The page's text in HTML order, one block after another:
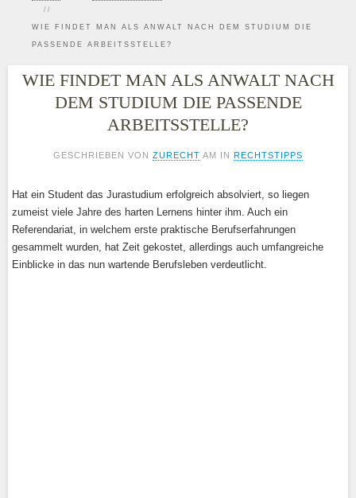
WIE FINDET MAN ALS ANWALT NACH DEM STUDIUM DIE
PASSENDE ARBEITSSTELLE?
WIE FINDET MAN ALS ANWALT NACH
DEM STUDIUM DIE PASSENDE
ARBEITSSTELLE?
GESCHRIEBEN VON ZURECHT AM IN RECHTSTIPPS
Hat ein Student das Jurastudium erfolgreich absolviert, so liegen
zumeist viele Jahre des harten Lernens hinter ihm. Auch ein
Referendariat, in welchem erste praktische Berufserfahrungen
gesammelt wurden, hat Zeit gekostet, allerdings auch umfangreiche
Einblicke in das nun wartende Berufsleben verdeutlicht.